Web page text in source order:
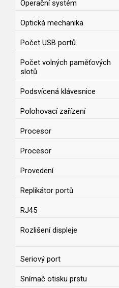
Operační systém
Optická mechanika
Počet USB portů
Počet volných paměťových
slotů
Podsvícená klávesnice
Polohovací zařízení
Procesor
Procesor
Provedení
Replikátor portů
RJ45
Rozlišení displeje
Seriový port
Snímač otisku prstu